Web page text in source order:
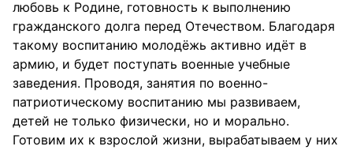
любовь к Родине, готовность к выполнению
гражданского долга перед Отечеством. Благодаря
такому воспитанию молодёжь активно идёт в
армию, и будет поступать военные учебные
заведения. Проводя, занятия по военно-
патриотическому воспитанию мы развиваем,
детей не только физически, но и морально.
Готовим их к взрослой жизни, вырабатываем у них